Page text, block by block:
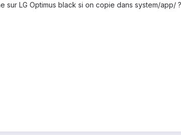
LG Optimus black si on copie dans system/app/ ?